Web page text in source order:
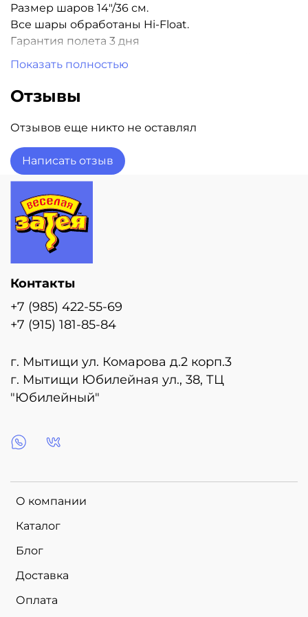
Размер шаров 14"/36 см.
Все шары обработаны Hi-Float.
Гарантия полета 3 дня
Внимание! Цена указана за один надутый шарик.
Показать полностью
Отзывы
Отзывов еще никто не оставлял
Написать отзыв
О компании
Каталог
Блог
Доставка
Оплата
Контакты
+7 (985) 422-55-69
+7 (915) 181-85-84
г. Мытищи ул. Комарова д.2 корп.3
г. Мытищи Юбилейная ул., 38, ТЦ
"Юбилейный"